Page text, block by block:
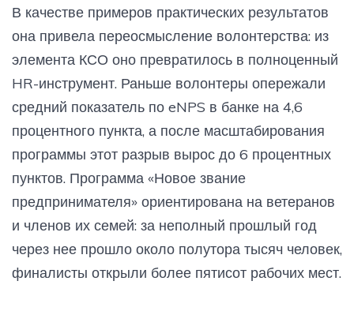
В качестве примеров практических результатов
она привела переосмысление волонтерства: из
элемента КСО оно превратилось в полноценный
HR-инструмент. Раньше волонтеры опережали
средний показатель по eNPS в банке на 4,6
процентного пункта, а после масштабирования
программы этот разрыв вырос до 6 процентных
пунктов. Программа «Новое звание
предпринимателя» ориентирована на ветеранов
и членов их семей: за неполный прошлый год
через нее прошло около полутора тысяч человек,
финалисты открыли более пятисот рабочих мест.